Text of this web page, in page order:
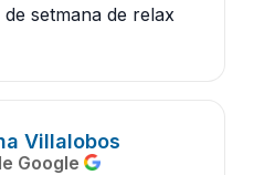
setmana de relax
Villalobos
Google